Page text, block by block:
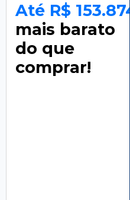
Até R$ 153.874
mais barato
do que
comprar!